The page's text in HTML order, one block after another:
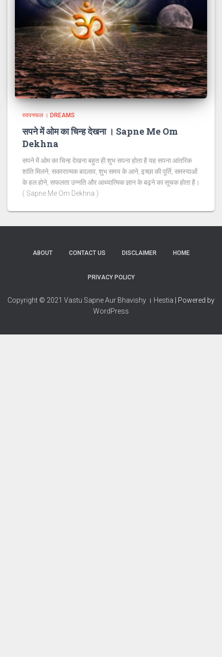
स्वपनफल । DREAMS
सपने में ओम का चिन्ह देखना । Sapne Me Om
Dekhna
सपने में ओम का चिन्ह देखना बहुत ही शुभ सपना होता है यह सपना आंतरिक
शांति मिलने, सकारात्मक बदलाव, शुभ समय के आने, इच्छा की पूर्ति, समस्याओं
के हल होने, सफलता उन्नति और आध्यात्मिक ज्ञान के बढ़ने का सूचक होता है।
( Sapne Me Om Dekhna )
ABOUT CONTACT US DISCLAIMER HOME
PRIVACY POLICY
Copyright © 2021 Vastu Sapne Aur Bhavishy । Hestia | Powered by
WordPress